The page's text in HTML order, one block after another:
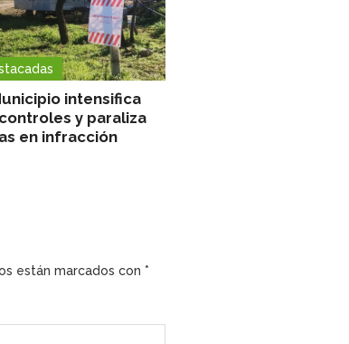
intensifica
y paraliza
en infracción
están marcados con *